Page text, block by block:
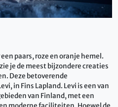
paars, roze en oranje hemel.
je de meest bijzondere creaties
Deze betoverende
in Fins Lapland. Levi is een van
van Finland, met een